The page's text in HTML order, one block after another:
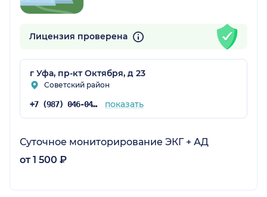
Лицензия проверена
г Уфа, пр-кт Октября, д 23
Советский район
+7 (987) 046-04-80 показать
Суточное мониторирование ЭКГ + АД
от 1 500 ₽